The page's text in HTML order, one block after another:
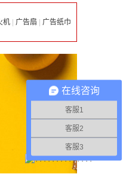
机 广告扇
广告纸巾
在线咨询
客服1
客服2
客服3